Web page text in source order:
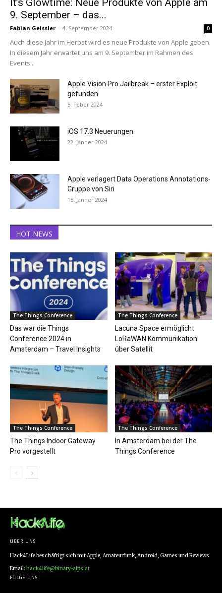
It’s Glowtime: Neue Produkte von Apple am
9. September – das...
Fabian Geissler - 4. September 2024 0
Auch diese Jahr im Herbst wird es neue Produkte von Apple geben.
In diesem Jahr erwartet uns am 9. September im Rahmen des
Events...
Apple Vision Pro Jailbreak – erster Exploit
gefunden
5. Feber 2024
iOS 17.3 Neuerungen
22. Jänner 2024
Apple verlagert Data Operations Annotations-
Gruppe von Siri
15. Jänner 2024
HOT NEWS
The Things Conference
Das war die Things
Conference 2024 in
Amsterdam – Travel Insights
The Things Conference
Lacuna Space ermöglicht
LoRaWAN Kommunikation
über Satellit
The Things Conference
The Things Indoor Gateway
Pro vorgestellt
The Things Conference
In Amsterdam bei der The
Things Conference
ÜBER UNS
Hack4Life beschäftigt sich mit Apple, Amateurfunk, Android, Games und Reviews.
Email: hack4life@binary-alps.at
FOLGE UNS